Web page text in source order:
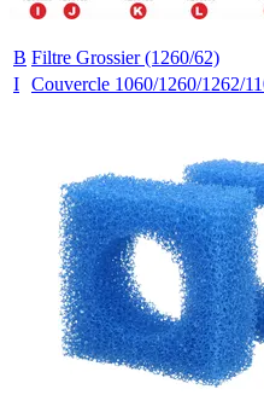
B Filtre Grossier (1260/62)
I Couvercle 1060/1260/1262/